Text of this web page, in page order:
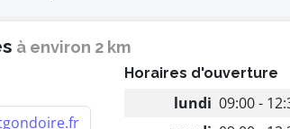
à environ 2 km
Horaires d'ouverture
lundi 09:00 -